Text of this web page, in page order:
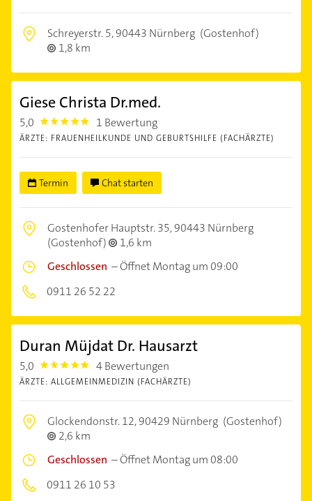
Schreyerstr. 5,90443 Nürnberg (Gostenhof)
1,8 km
Giese Christa Dr.med.
5,0 5.0 1 Bewertung
ÄRZTE: FRAUENHEILKUNDE UND GEBURTSHILFE (FACHÄRZTE)
Termin Chat starten
Gostenhofer Hauptstr. 35,90443 Nürnberg
(Gostenhof)
1,6 km
Geschlossen –Öffnet Montag um 09:00
0911 26 52 22
Duran Müjdat Dr. Hausarzt
5,0 5.0 4 Bewertungen
ÄRZTE: ALLGEMEINMEDIZIN (FACHÄRZTE)
Glockendonstr. 12,90429 Nürnberg (Gostenhof)
2,6 km
Geschlossen –Öffnet Montag um 08:00
0911 26 10 53